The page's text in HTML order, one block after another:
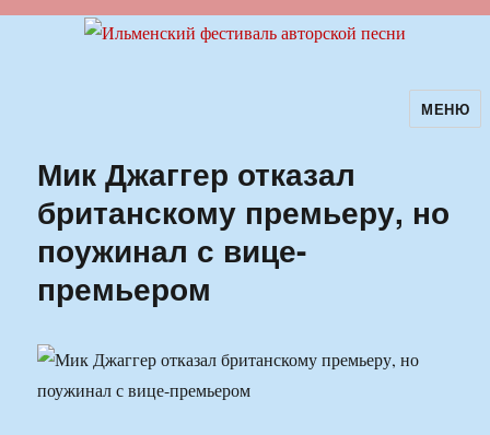
Ильменский фестиваль авторскойМЕНЮ
Мик Джаггер отказал
британскому премьеру, но
поужинал с вице-
премьером